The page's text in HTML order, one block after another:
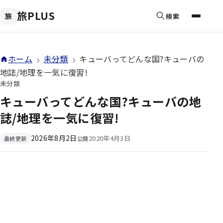
旅 旅PLUS 検索
現在位置
ホーム 未分類
キューバってどんな国?キューバの
地誌/地理を一気に復習!
未分類
キューバってどんな国?キューバの地
誌/地理を一気に復習!
最終更新 2026年8月2日公開2020年4月3日